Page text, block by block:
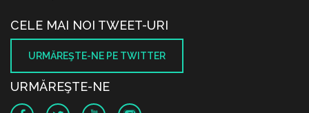
CELE MAI NOI TWEET-URI
URMĂREŞTE-NE PE TWITTER
URMĂREŞTE-NE